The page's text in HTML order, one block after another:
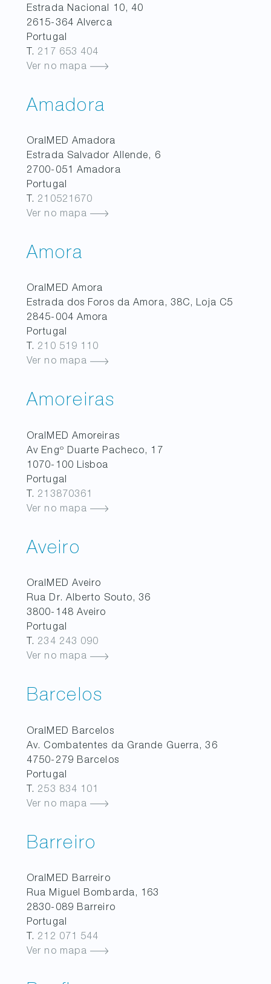
Estrada Nacional 10, 40
2615-364 Alverca
Portugal
T. 217 653 404
Ver no mapa
Amadora
OralMED Amadora
Estrada Salvador Allende, 6
2700-051 Amadora
Portugal
T. 210521670
Ver no mapa
Amora
OralMED Amora
Estrada dos Foros da Amora, 38C, Loja C5
2845-004 Amora
Portugal
T. 210 519 110
Ver no mapa
Amoreiras
OralMED Amoreiras
Av Engº Duarte Pacheco, 17
1070-100 Lisboa
Portugal
T. 213870361
Ver no mapa
Aveiro
OralMED Aveiro
Rua Dr. Alberto Souto, 36
3800-148 Aveiro
Portugal
T. 234 243 090
Ver no mapa
Barcelos
OralMED Barcelos
Av. Combatentes da Grande Guerra, 36
4750-279 Barcelos
Portugal
T. 253 834 101
Ver no mapa
Barreiro
OralMED Barreiro
Rua Miguel Bombarda, 163
2830-089 Barreiro
Portugal
T. 212 071 544
Ver no mapa